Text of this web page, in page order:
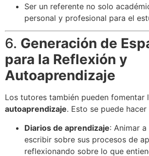
Ser un referente no solo
personal y profesional para el
6. Generación de
para la Reflexión y
Autoaprendizaje
Los tutores también pueden fomentar
autoaprendizaje. Esto se puede
Diarios de aprendizaje: Animar
escribir sobre sus procesos de
reflexionando sobre lo que